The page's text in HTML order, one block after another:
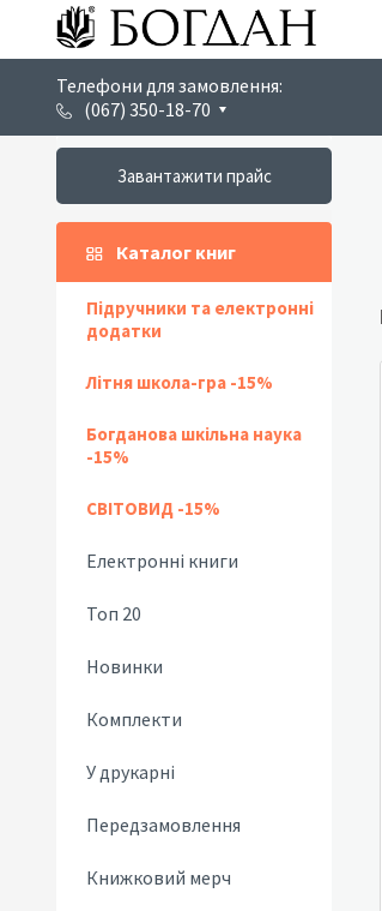
Телефони для замовлення:
(067) 350-18-70
Завантажити прайс
Каталог книг
Підручники та електронні
додатки
Літня школа-гра -15%
Богданова шкільна наука
-15%
СВІТОВИД -15%
Електронні книги
Топ 20
Новинки
Комплекти
У друкарні
Передзамовлення
Книжковий мерч